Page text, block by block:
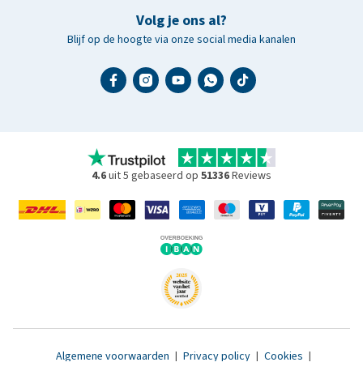
Volg je ons al?
Blijf op de hoogte via onze social media kanalen
4.6uit 5 gebaseerd op 51336Reviews
Algemene voorwaarden | Privacy policy | Cookies |